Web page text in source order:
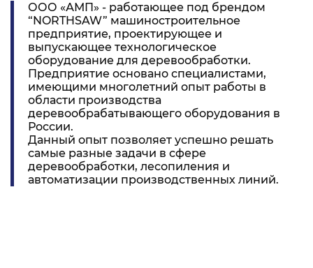
ООО «АМП» - работающее под брендом
“NORTHSAW” машиностроительное
предприятие, проектирующее и
выпускающее технологическое
оборудование для деревообработки.
Предприятие основано специалистами,
имеющими многолетний опыт работы в
области производства
деревообрабатывающего оборудования в
России.
Данный опыт позволяет успешно решать
самые разные задачи в сфере
деревообработки, лесопиления и
автоматизации производственных линий.